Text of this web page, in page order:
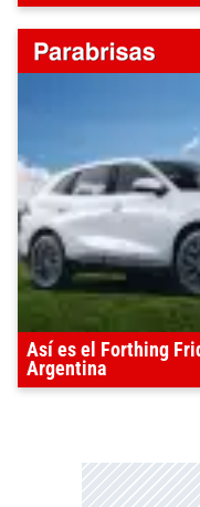
Así es el Forthing
Argentina